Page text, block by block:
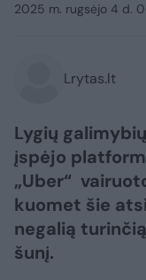
2025 m. rugsėjo 4 d.
Lrytas.lt
Lygių
įspėjo
„Uber“
kuomet šie
negalią
šunį.